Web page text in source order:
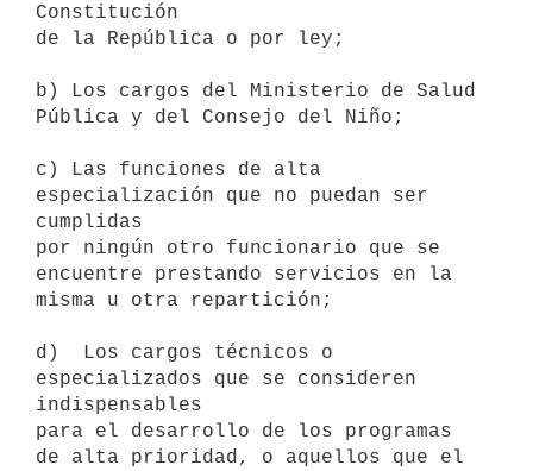
Constitución
de la República o por ley;
b) Los cargos del Ministerio de Salud
Pública y del Consejo del Niño;
c) Las funciones de alta
especialización que no puedan ser
cumplidas
por ningún otro funcionario que se
encuentre prestando servicios en la
misma u otra repartición;
d)  Los cargos técnicos o
especializados que se consideren
indispensables
para el desarrollo de los programas
de alta prioridad, o aquellos que el